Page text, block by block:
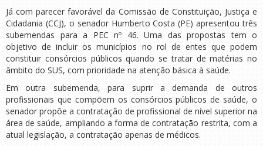
Já com parecer favorável da Comissão de Constituição, Justiça e
Cidadania (CCJ), o senador Humberto Costa (PE) apresentou três
subemendas para a PEC nº 46. Uma das propostas tem o
objetivo de incluir os municípios no rol de entes que podem
constituir consórcios públicos quando se tratar de matérias no
âmbito do SUS, com prioridade na atenção básica à saúde.
Em outra subemenda, para suprir a demanda de outros
profissionais que compõem os consórcios públicos de saúde, o
senador propõe a contratação de profissional de nível superior na
área de saúde, ampliando a forma de contratação restrita, com a
atual legislação, a contratação apenas de médicos.